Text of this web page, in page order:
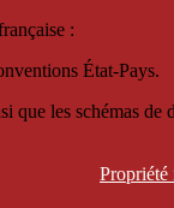
:
État-Pays.
que les schémas de
Propriété